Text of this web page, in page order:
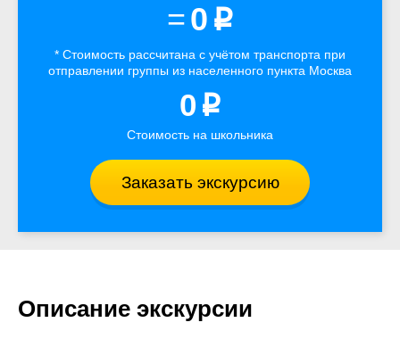
=0 p
* Стоимость рассчитана с учётом транспорта при
отправлении группы из населенного пункта Москва
0 p
Стоимость на школьника
Заказать экскурсию
Описание экскурсии